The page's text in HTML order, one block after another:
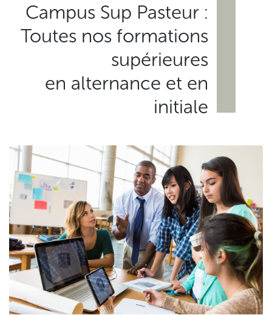
Campus Sup Pasteur :
Toutes nos formations
supérieures
en alternance et en
initiale